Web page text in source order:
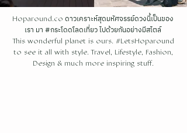
Hoparound.co ดาวเคราะห์สุดมหัศจรรย์ดวงนี้เป็นของ
เรา มา #กระโดดโลดเที่ยว ไปด้วยกันอย่างมีสไตล์
This wonderful planet is ours. #LetsHoparound
to see it all with style. Travel, Lifestyle, Fashion,
Design & much more inspiring stuff.